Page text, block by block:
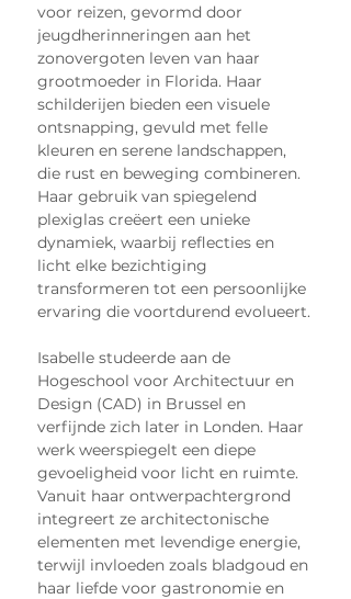
voor reizen, gevormd door
jeugdherinneringen aan het
zonovergoten leven van haar
grootmoeder in Florida. Haar
schilderijen bieden een visuele
ontsnapping, gevuld met felle
kleuren en serene landschappen,
die rust en beweging combineren.
Haar gebruik van spiegelend
plexiglas creëert een unieke
dynamiek, waarbij reflecties en
licht elke bezichtiging
transformeren tot een persoonlijke
ervaring die voortdurend evolueert.
Isabelle studeerde aan de
Hogeschool voor Architectuur en
Design (CAD) in Brussel en
verfijnde zich later in Londen. Haar
werk weerspiegelt een diepe
gevoeligheid voor licht en ruimte.
Vanuit haar ontwerpachtergrond
integreert ze architectonische
elementen met levendige energie,
terwijl invloeden zoals bladgoud en
haar liefde voor gastronomie en